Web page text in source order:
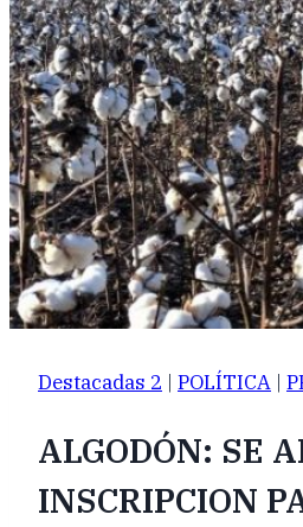
Destacadas 2 | POLÍTICA |
ALGODÓN: SE
INSCRIPCION